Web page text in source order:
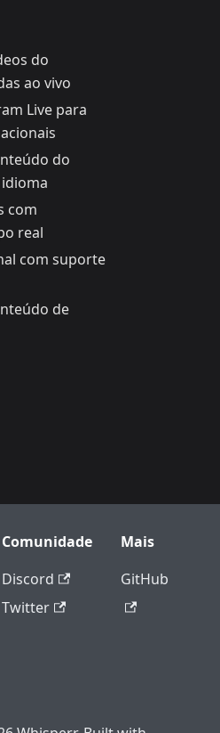
do
ao vivo
Live para
do
com
real
com suporte
de
Comunidade
Discord
Twitter
Mais
GitHub